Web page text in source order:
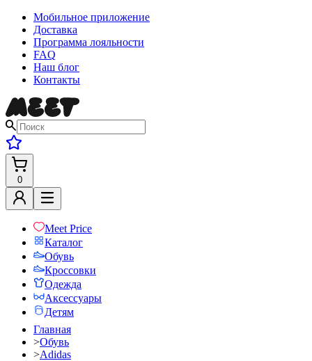
Мобильное приложение
Доставка
Программа лояльности
FAQ
Наш блог
Контакты
0
Meet Price
Каталог
Обувь
Кроссовки
Одежда
Аксессуары
Детям
Главная
>Обувь
>Adidas